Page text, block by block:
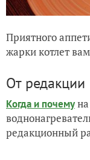
Приятного
жарки котлет
От редакции
Когда и почему
редакционный